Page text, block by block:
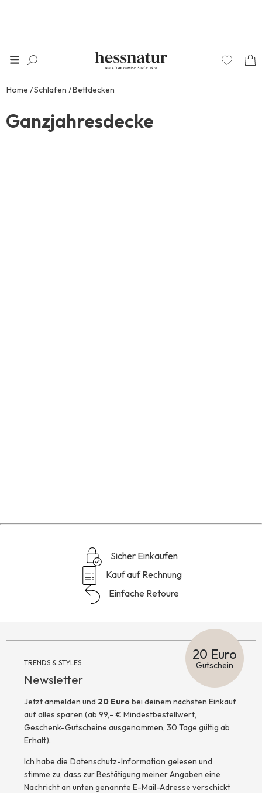
Home Schlafen Bettdecken
Ganzjahresdecke
Sicher Einkaufen
Kauf auf Rechnung
Einfache Retoure
TRENDS & STYLES
Newsletter
20 Euro
Gutschein
Jetzt anmelden und 20 Eurobei deinem nächsten Einkauf
auf alles sparen (ab 99,- € Mindestbestellwert,
Geschenk-Gutscheine ausgenommen, 30 Tage gültig ab
Erhalt).
Ich habe die Datenschutz-Information gelesen und
stimme zu, dass zur Bestätigung meiner Angaben eine
Nachricht an unten genannte E-Mail-Adresse verschickt